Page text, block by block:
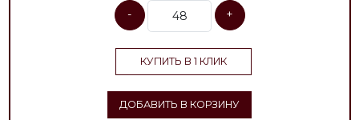
- +
КУПИТЬ В 1 КЛИК
ДОБАВИТЬ В КОРЗИНУ